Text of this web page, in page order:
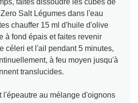
faites dissoudre les cubes de
Salt Légumes dans l'eau
chauffer 15 ml d'huile d'olive
à fond épais et faites revenir
céleri et l'ail pendant 5 minutes,
à feu moyen jusqu'à
translucides.
l'épeautre au mélange d'oignons